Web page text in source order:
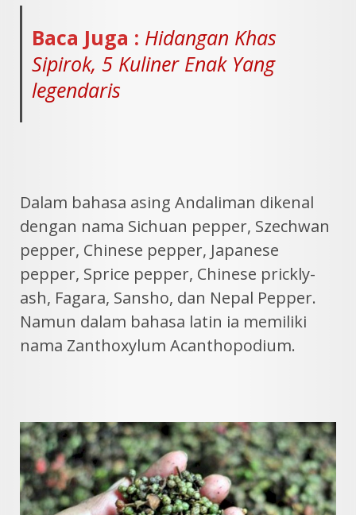
Baca Juga : Hidangan Khas
Sipirok, 5 Kuliner Enak Yang
legendaris
Dalam bahasa asing Andaliman dikenal
dengan nama Sichuan pepper, Szechwan
pepper, Chinese pepper, Japanese
pepper, Sprice pepper, Chinese prickly-
ash, Fagara, Sansho, dan Nepal Pepper.
Namun dalam bahasa latin ia memiliki
nama Zanthoxylum Acanthopodium.